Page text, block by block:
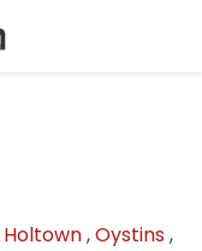
Holtown,Oystins,